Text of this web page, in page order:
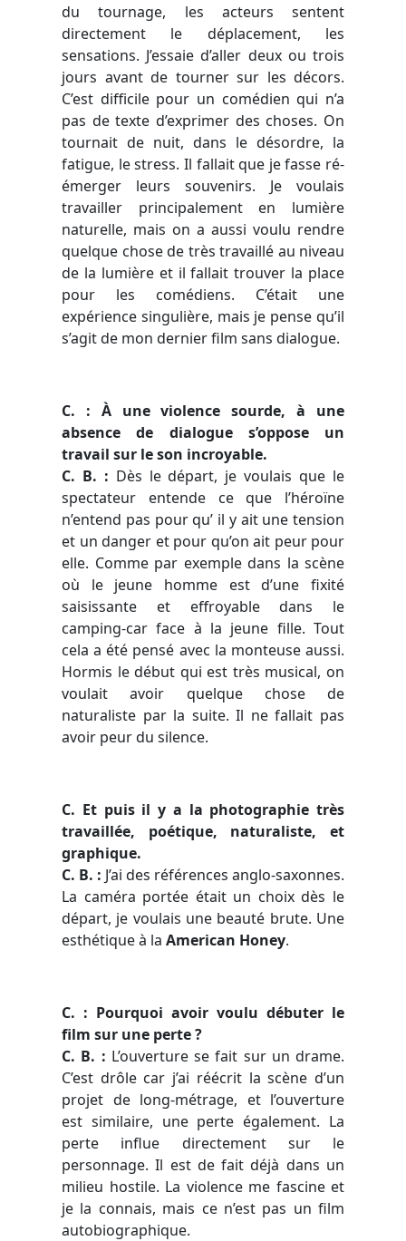
du tournage, les acteurs sentent
directement le déplacement, les
sensations. J’essaie d’aller deux ou trois
jours avant de tourner sur les décors.
C’est difficile pour un comédien qui n’a
pas de texte d’exprimer des choses. On
tournait de nuit, dans le désordre, la
fatigue, le stress. Il fallait que je fasse ré-
émerger leurs souvenirs. Je voulais
travailler principalement en lumière
naturelle, mais on a aussi voulu rendre
quelque chose de très travaillé au niveau
de la lumière et il fallait trouver la place
pour les comédiens. C’était une
expérience singulière, mais je pense qu’il
s’agit de mon dernier film sans dialogue.
C. : Àune violence sourde, à une
absence de dialogue s’oppose un
travail sur le son incroyable.
C. B. : Dès le départ, je voulais que le
spectateur entende ce que l’héroïne
n’entend pas pour qu’ il y ait une tension
et un danger et pour qu’on ait peur pour
elle. Comme par exemple dans la scène
où le jeune homme est d’une fixité
saisissante et effroyable dans le
camping-car face à la jeune fille. Tout
cela a été pensé avec la monteuse aussi.
Hormis le début qui est très musical, on
voulait avoir quelque chose de
naturaliste par la suite. Il ne fallait pas
avoir peur du silence.
C. Et puis il y a la photographie très
travaillée, poétique, naturaliste, et
graphique.
C. B. : J’ai des références anglo-saxonnes.
La caméra portée était un choix dès le
départ, je voulais une beauté brute. Une
esthétique à la American Honey.
C. : Pourquoi avoir voulu débuter le
film sur une perte ?
C. B. : L’ouverture se fait sur un drame.
C’est drôle car j’ai réécrit la scène d’un
projet de long-métrage, et l’ouverture
est similaire, une perte également. La
perte influe directement sur le
personnage. Il est de fait déjà dans un
milieu hostile. La violence me fascine et
je la connais, mais ce n’est pas un film
autobiographique.